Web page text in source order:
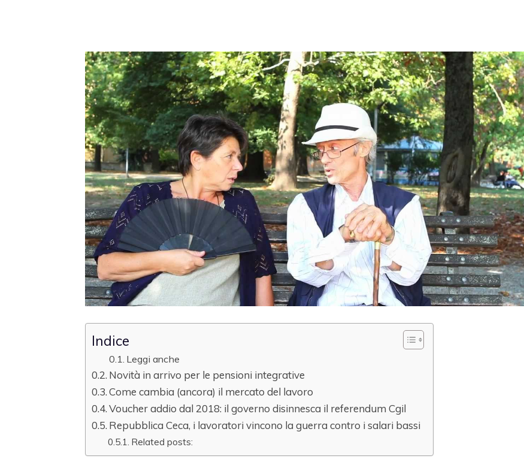
Indice
Leggi anche
Novità in arrivo per le pensioni integrative
Come cambia (ancora) il mercato del lavoro
Voucher addio dal 2018: il governo disinnesca il referendum Cgil
Repubblica Ceca, i lavoratori vincono la guerra contro i salari bassi
Related posts: